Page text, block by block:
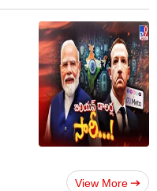
View More